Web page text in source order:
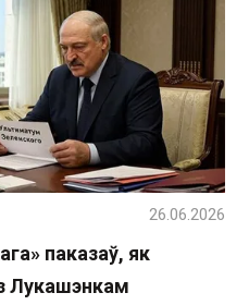
паказаў, як
Лукашэнкам
26.06.2026